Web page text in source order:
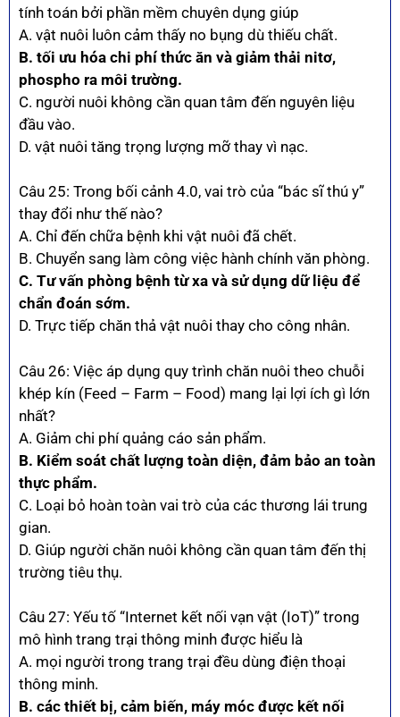
tính toán bởi phần mềm chuyên dụng giúp
A. vật nuôi luôn cảm thấy no bụng dù thiếu chất.
B. tối ưu hóa chi phí thức ăn và giảm thải nitơ,
phospho ra môi trường.
C. người nuôi không cần quan tâm đến nguyên liệu
đầu vào.
D. vật nuôi tăng trọng lượng mỡ thay vì nạc.
Câu 25: Trong bối cảnh 4.0, vai trò của “bác sĩ thú y”
thay đổi như thế nào?
A. Chỉ đến chữa bệnh khi vật nuôi đã chết.
B. Chuyển sang làm công việc hành chính văn phòng.
C. Tư vấn phòng bệnh từ xa và sử dụng dữ liệu để
chẩn đoán sớm.
D. Trực tiếp chăn thả vật nuôi thay cho công nhân.
Câu 26: Việc áp dụng quy trình chăn nuôi theo chuỗi
khép kín (Feed – Farm – Food) mang lại lợi ích gì lớn
nhất?
A. Giảm chi phí quảng cáo sản phẩm.
B. Kiểm soát chất lượng toàn diện, đảm bảo an toàn
thực phẩm.
C. Loại bỏ hoàn toàn vai trò của các thương lái trung
gian.
D. Giúp người chăn nuôi không cần quan tâm đến thị
trường tiêu thụ.
Câu 27: Yếu tố “Internet kết nối vạn vật (IoT)” trong
mô hình trang trại thông minh được hiểu là
A. mọi người trong trang trại đều dùng điện thoại
thông minh.
B. các thiết bị, cảm biến, máy móc được kết nối